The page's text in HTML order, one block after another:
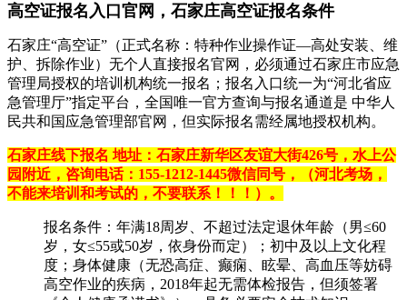
高空证报名入口官网，石家庄高空证报名条件
‌石家庄“高空证”（正式名称：特种作业操作证—高处安装、维
护、拆除作业）无个人直接报名官网，必须通过石家庄市应急
管理局授权的培训机构统一报名；报名入口统一为“河北省应
急管理厅”指定平台，全国唯一官方查询与报名通道是 中华人
民共和国应急管理部官网，但实际报名需经属地授权机构。
石家庄线下报名 地址：石家庄新华区友谊大街426号，水上公
园附近，咨询电话：155-1212-1445微信同号，（河北考场，
不能来培训和考试的，不要联系！！！）。
‌报名条件‌：年满18周岁、不超过法定退休年龄（男≤60
岁，女≤55或50岁，依身份而定）；初中及以上文化程
度；身体健康（无恐高症、癫痫、眩晕、高血压等妨碍
高空作业的疾病，2018年起无需体检报告，但须签署